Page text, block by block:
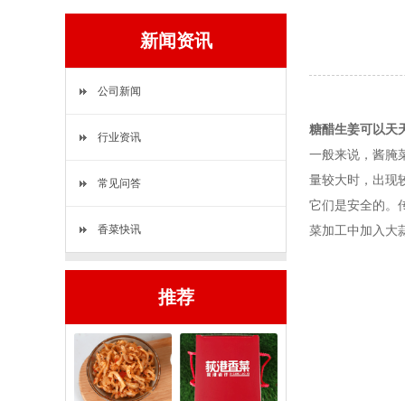
新闻资讯
公司新闻
行业资讯
常见问答
香菜快讯
推荐
糖醋生姜可以天
一般来说，酱腌
量较大时，出现
它们是安全的。
菜加工中加入大